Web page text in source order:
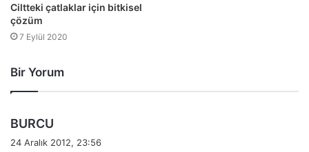
Ciltteki çatlaklar için bitkisel
çözüm
7 Eylül 2020
Bir Yorum
BURCU
24 Aralık 2012, 23:56